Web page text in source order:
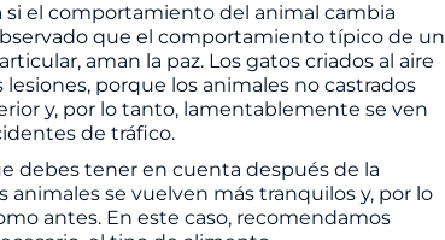
el comportamiento del animal cambia
que el comportamiento típico de un
aman la paz. Los gatos criados al aire
porque los animales no castrados
y, por lo tanto, lamentablemente se ven
de tráfico.
debes tener en cuenta después de la
se vuelven más tranquilos y, por lo
antes. En este caso, recomendamos